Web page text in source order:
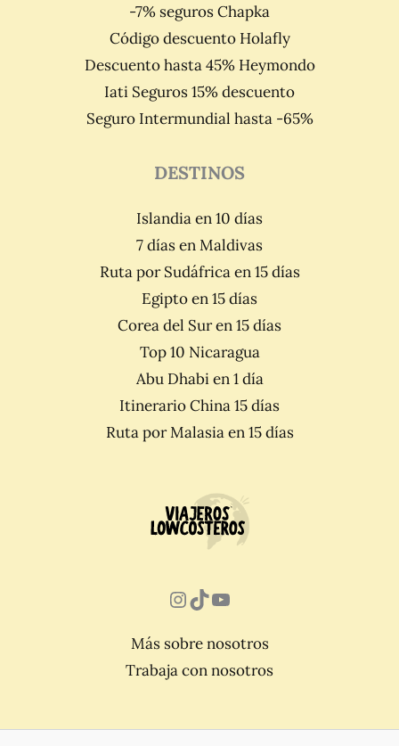
-7% seguros Chapka
Código descuento Holafly
Descuento hasta 45% Heymondo
Iati Seguros 15% descuento
Seguro Intermundial hasta -65%
DESTINOS
Islandia en 10 días
7 días en Maldivas
Ruta por Sudáfrica en 15 días
Egipto en 15 días
Corea del Sur en 15 días
Top 10 Nicaragua
Abu Dhabi en 1 día
Itinerario China 15 días
Ruta por Malasia en 15 días
Instagram
TikTok
YouTube
Más sobre nosotros
Trabaja con nosotros